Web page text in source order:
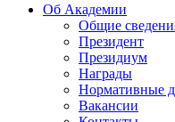
Об Академии
Общие
Президент
Президиум
Награды
Нормативные
Вакансии